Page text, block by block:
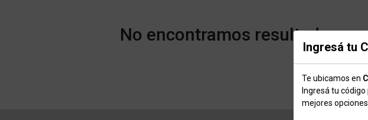
Ingresá tu
Te ubicamos en
Ingresá tu
mejores
No encontramos resultados